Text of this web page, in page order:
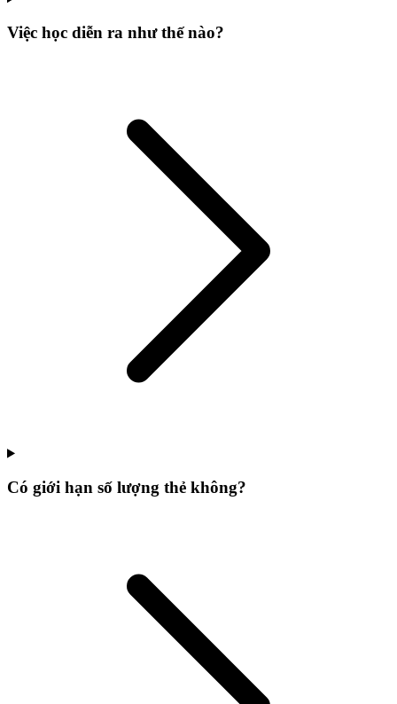
Việc học diễn ra như thế nào?
Có giới hạn số lượng thẻ không?